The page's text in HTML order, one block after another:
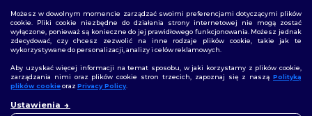
2026. Wszelkie prawa zastrzeżone
Warunki i Zasady
Śledź nas
Możesz w dowolnym momencie zarządzać swoimi preferencjami dotyczącymi plików
cookie. Pliki cookie niezbędne do działania strony internetowej nie mogą zostać
wyłączone, ponieważ są konieczne do jej prawidłowego funkcjonowania. Możesz jednak
zdecydować, czy chcesz zezwolić na inne rodzaje plików cookie, takie jak te
wykorzystywane do personalizacji, analizy i celów reklamowych.
Aby uzyskać więcej informacji na temat sposobu, w jaki korzystamy z plików cookie,
zarządzania nimi oraz plików cookie stron trzecich, zapoznaj się z naszą Polityką
plików cookieoraz Privacy Policy.
Ustawienia